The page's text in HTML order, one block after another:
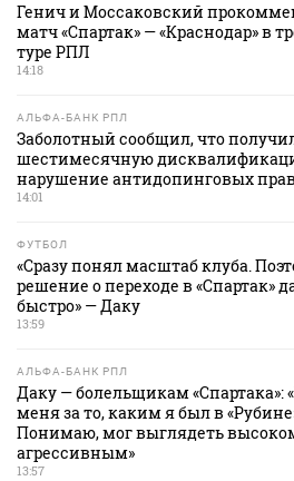
Генич и Моссаковский
матч «Спартак» — «Краснодар» в
туре РПЛ
14:18
АЛЬФА-БАНК РПЛ
Заболотный сообщил, что
шестимесячную
нарушение антидопинговых
14:01
ФУТБОЛ
«Сразу понял масштаб клуба.
решение о переходе в «Спартак»
быстро» — Даку
13:59
АЛЬФА-БАНК РПЛ
Даку — болельщикам «Спартака»:
меня за то, каким я был в
Понимаю, мог выглядеть
агрессивным»
13:57